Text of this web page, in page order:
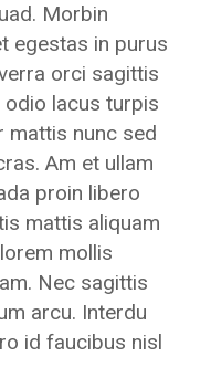
Morbin
egestas in purus
orci sagittis
lacus turpis
mattis nunc sed
Am et ullam
proin libero
mattis aliquam
mollis
Nec sagittis
arcu. Interdu
id faucibus nisl